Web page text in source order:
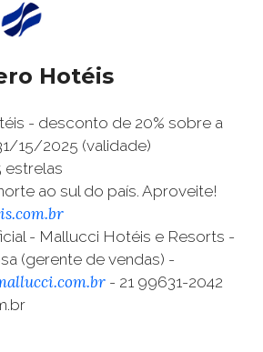
Hotéis
- desconto de 20% sobre a
15/2025 (validade)
estrelas
ao sul do país. Aproveite!
- Mallucci Hotéis e Resorts -
(gerente de vendas) -
- 21 99631-2042